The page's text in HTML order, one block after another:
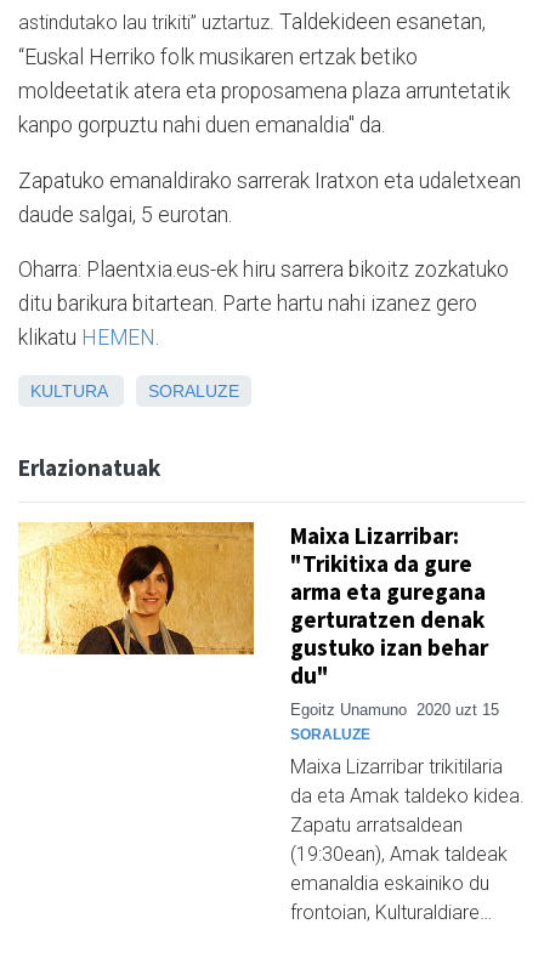
astindutako lau trikiti” uztartuz. Taldekideen esanetan,
“Euskal Herriko folk musikaren ertzak betiko
moldeetatik atera eta proposamena plaza arruntetatik
kanpo gorpuztu nahi duen emanaldia" da.
Zapatuko emanaldirako sarrerak Iratxon eta udaletxean
daude salgai, 5 eurotan.
Oharra: Plaentxia.eus-ek hiru sarrera bikoitz zozkatuko
ditu barikura bitartean. Parte hartu nahi izanez gero
klikatu HEMEN .
KULTURA SORALUZE
Erlazionatuak
Maixa Lizarribar:
"Trikitixa da gure
arma eta guregana
gerturatzen denak
gustuko izan behar
du"
Egoitz Unamuno 2020 uzt 15
SORALUZE
Maixa Lizarribar trikitilaria
da eta Amak taldeko kidea.
Zapatu arratsaldean
(19:30ean), Amak taldeak
emanaldia eskainiko du
frontoian, Kulturaldiare…